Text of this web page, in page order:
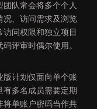
队常会将多个个人
况、访问需求及浏览
问权限和独立项目
评审时偶尔使用。
计划仅面向单个账
有多名成员需要定期
将单账户密码当作共